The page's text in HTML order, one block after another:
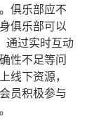
俱乐部应不
俱乐部可以
通过实时互动
性不足等问
线下资源，
员积极参与